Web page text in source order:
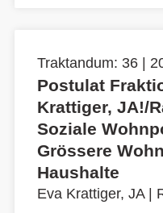
Traktandum: 36 |
Postulat
Krattiger, JA!/
Soziale
Grössere
Haushalte
Eva Krattiger, JA|